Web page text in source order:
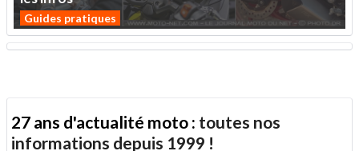
Guides pratiques
27 ans d'actualité moto : toutes nos
informations depuis 1999 !